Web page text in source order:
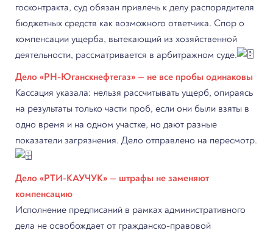
госконтракта, суд обязан привлечь к делу распорядителя
бюджетных средств как возможного ответчика. Спор о
компенсации ущерба, вытекающий из хозяйственной
деятельности, рассматривается в арбитражном суде.
Дело «РН-Юганскнефтегаз» — не все пробы одинаковы
Кассация указала: нельзя рассчитывать ущерб, опираясь
на результаты только части проб, если они были взяты в
одно время и на одном участке, но дают разные
показатели загрязнения. Дело отправлено на пересмотр.
Дело «РТИ-КАУЧУК» — штрафы не заменяют
компенсацию
Исполнение предписаний в рамках административного
дела не освобождает от гражданско-правовой